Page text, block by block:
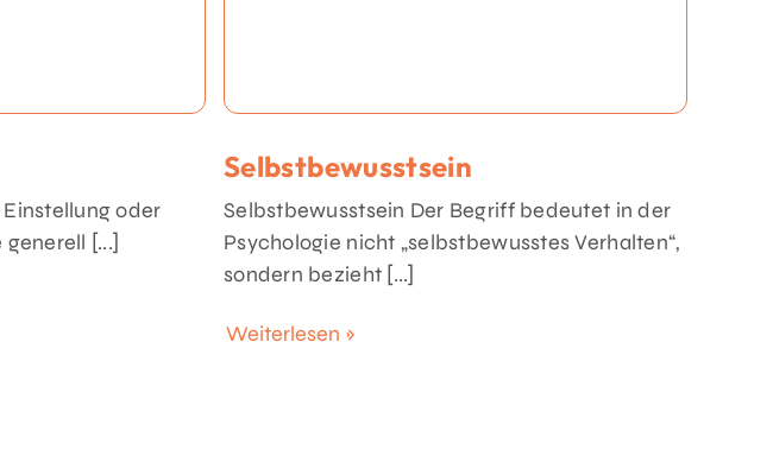
oder
[...]
Selbstbewusstsein
Selbstbewusstsein Der Begriff bedeutet in der
Psychologie nicht „selbstbewusstes Verhalten“,
sondern bezieht [...]
Weiterlesen »